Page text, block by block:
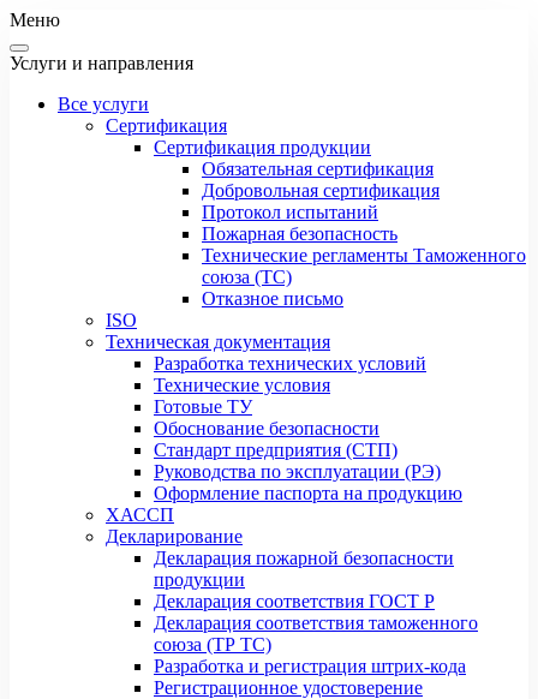
Меню
Услуги и направления
Все услуги
Сертификация
Сертификация продукции
Обязательная сертификация
Добровольная сертификация
Протокол испытаний
Пожарная безопасность
Технические регламенты Таможенного
союза (ТС)
Отказное письмо
ISO
Техническая документация
Разработка технических условий
Технические условия
Готовые ТУ
Обоснование безопасности
Стандарт предприятия (СТП)
Руководства по эксплуатации (РЭ)
Оформление паспорта на продукцию
ХАССП
Декларирование
Декларация пожарной безопасности
продукции
Декларация соответствия ГОСТ Р
Декларация соответствия таможенного
союза (ТР ТС)
Разработка и регистрация штрих-кода
Регистрационное удостоверение